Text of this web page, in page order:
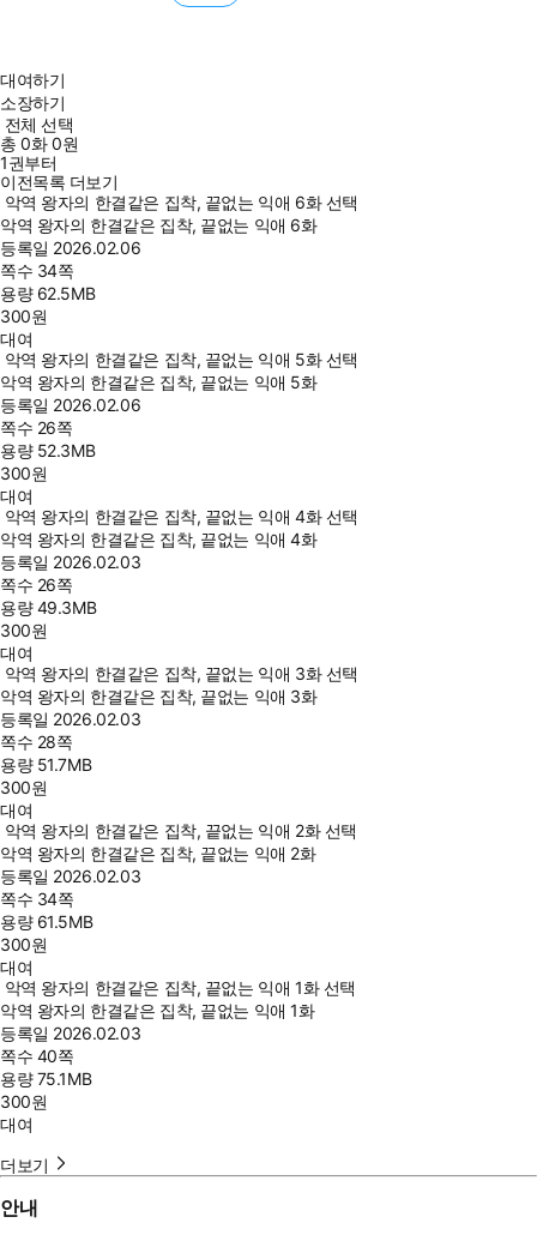
대여하기
소장하기
전체 선택
총0화0원
1권부터
이전목록 더보기
악역 왕자의 한결같은 집착, 끝없는 익애 6화 선택
악역 왕자의 한결같은 집착, 끝없는 익애 6화
등록일 2026.02.06
쪽수 34쪽
용량 62.5MB
300원
대여
악역 왕자의 한결같은 집착, 끝없는 익애 5화 선택
악역 왕자의 한결같은 집착, 끝없는 익애 5화
등록일 2026.02.06
쪽수 26쪽
용량 52.3MB
300원
대여
악역 왕자의 한결같은 집착, 끝없는 익애 4화 선택
악역 왕자의 한결같은 집착, 끝없는 익애 4화
등록일 2026.02.03
쪽수 26쪽
용량49.3MB
300원
대여
악역 왕자의 한결같은 집착, 끝없는 익애 3화 선택
악역 왕자의 한결같은 집착, 끝없는 익애 3화
등록일 2026.02.03
쪽수 28쪽
용량 51.7MB
300원
대여
악역 왕자의 한결같은 집착, 끝없는 익애 2화 선택
악역 왕자의 한결같은 집착, 끝없는 익애 2화
등록일 2026.02.03
쪽수 34쪽
용량 61.5MB
300원
대여
악역 왕자의 한결같은 집착, 끝없는 익애 1화 선택
악역 왕자의 한결같은 집착, 끝없는 익애 1화
등록일 2026.02.03
쪽수 40쪽
용량75.1MB
300원
대여
더보기
안내